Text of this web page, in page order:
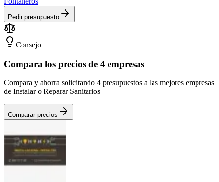
Pedir presupuesto
Consejo
Compara los precios de 4 empresas
Compara y ahorra solicitando 4 presupuestos a las mejores empresas
de Instalar o Reparar Sanitarios
Comparar precios